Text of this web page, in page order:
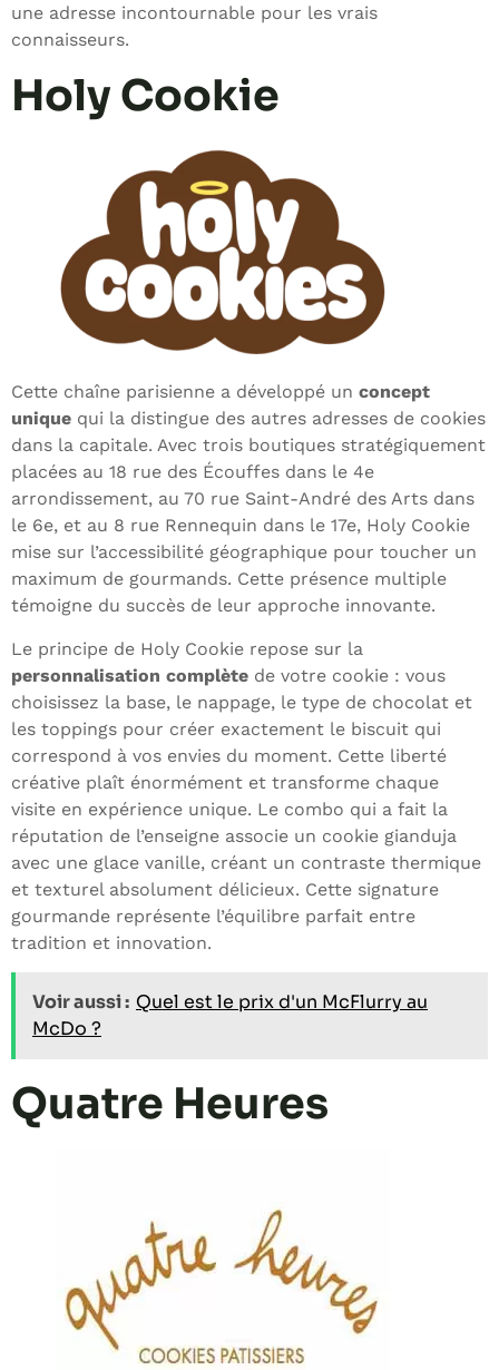
une adresse incontournable pour les vrais
connaisseurs.
Holy Cookie
Cette chaîne parisienne a développé un concept
unique qui la distingue des autres adresses de cookies
dans la capitale. Avec trois boutiques stratégiquement
placées au 18 rue des Écouffes dans le 4e
arrondissement, au 70 rue Saint-André des Arts dans
le 6e, et au 8 rue Rennequin dans le 17e, Holy Cookie
mise sur l’accessibilité géographique pour toucher un
maximum de gourmands. Cette présence multiple
témoigne du succès de leur approche innovante.
Le principe de Holy Cookie repose sur la
personnalisation complète de votre cookie : vous
choisissez la base, le nappage, le type de chocolat et
les toppings pour créer exactement le biscuit qui
correspond à vos envies du moment. Cette liberté
créative plaît énormément et transforme chaque
visite en expérience unique. Le combo qui a fait la
réputation de l’enseigne associe un cookie gianduja
avec une glace vanille, créant un contraste thermique
et texturel absolument délicieux. Cette signature
gourmande représente l’équilibre parfait entre
tradition et innovation.
Voir aussi : Quel est le prix d'un McFlurry au
McDo ?
Quatre Heures